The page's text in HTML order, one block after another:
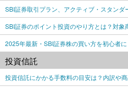
SBI証券取引プラン、アクティブ・スタンダ
SBI証券のポイント投資のやり方とは？対象
2025年最新・SBI証券株の買い方を初心者に
投資信託
投資信託にかかる手数料の目安は？内訳や